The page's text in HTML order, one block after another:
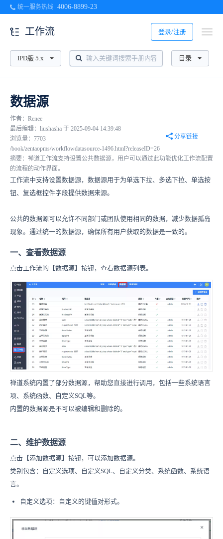
统一服务热线 4006-8899-23
登录/注册
工作流
IPD版 5.x 目录
数据源
作者：Renee
最后编辑：liushasha 于 2025-09-04 14:39:48
浏览量：7703
分享链接
/book/zentaopms/workflowdatasource-1496.html?releaseID=26
摘要：禅道工作流支持设置公共数据源，用户可以通过此功能优化工作流配置
的流程的动作界面。
工作流中支持设置数据源，数据源用于为单选下拉、多选下拉、单选按
钮、复选框控件字段提供数据来源。
公共的数据源可以允许不同部门或团队使用相同的数据，减少数据孤岛
现象。通过统一的数据源，确保所有用户获取的数据是一致的。
一、查看数据源
点击工作流的【数据源】按钮，查看数据源列表。
禅道系统内置了部分数据源，帮助您直接进行调用，包括一些系统语言
项、系统函数、自定义SQL等。
内置的数据源是不可以被编辑和删除的。
二、维护数据源
点击【添加数据源】按钮，可以添加数据源。
类别包含：自定义选项、自定义SQL、自定义分类、系统函数、系统语
言。
自定义选项：自定义的键值对形式。